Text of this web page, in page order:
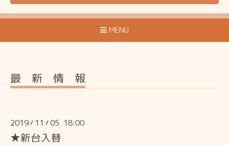
MENU
最 新 情 報
2019/ 11 /05 18:00
★新台入替